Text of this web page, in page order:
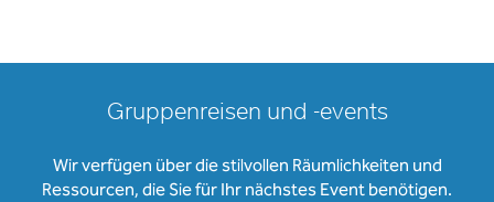
Gruppenreisen und -events
Wir verfügen über die stilvollen Räumlichkeiten und
Ressourcen, die Sie für Ihr nächstes Event benötigen.